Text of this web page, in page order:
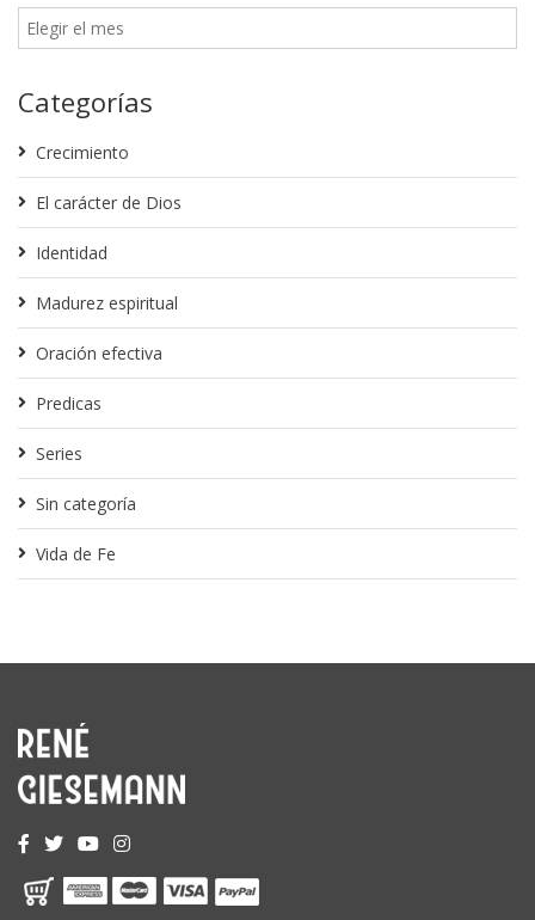
Categorías
Crecimiento
El carácter de Dios
Identidad
Madurez espiritual
Oración efectiva
Predicas
Series
Sin categoría
Vida de Fe